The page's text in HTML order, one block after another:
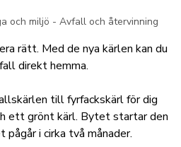
och miljö - Avfall och återvinning
rätt. Med de nya kärlen kan du
direkt hemma.
till fyrfackskärl för dig
ett grönt kärl. Bytet startar den
i cirka två månader.